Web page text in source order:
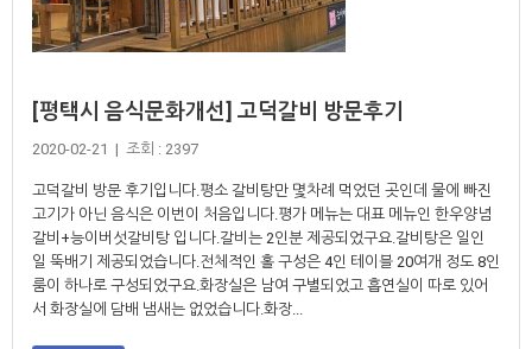
[평택시 음식문화개선] 고덕갈비 방문후기
2020-02-21 | 조회 : 2397
고덕갈비 방문 후기입니다.평소 갈비탕만 몇차례 먹었던 곳인데 물에 빠진
고기가 아닌 음식은 이번이 처음입니다.평가 메뉴는 대표 메뉴인 한우양념
갈비+능이버섯갈비탕 입니다.갈비는 2인분 제공되었구요.갈비탕은 일인
일 뚝배기 제공되었습니다.전체적인 홀 구성은 4인 테이블 20여개 정도 8인
룸이 하나로 구성되었구요.화장실은 남여 구별되었고 흡연실이 따로 있어
서 화장실에 담배 냄새는 없었습니다.화장...